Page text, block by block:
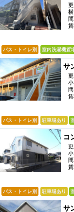
間
賃
バス・トイレ別 室内洗濯機置
サ
間
賃
バス・トイレ別 駐車場あり
コ
賃
バス・トイレ別 駐車場あり
サ